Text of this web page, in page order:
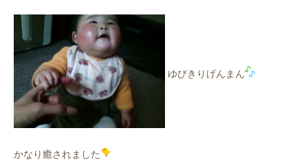
ゆびきりげんまん
かなり癒されました